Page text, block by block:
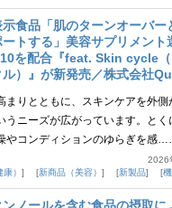
食品「肌のターンオーバー
トする」美容サプリメント
を配合『feat. Skin cycle（
ル）』が新発売／株式会社
まりとともに、スキンケアを外側
うニーズが広がっています。と
やコンディションのゆらぎを感
2026
）
新商品（美容） 新製品